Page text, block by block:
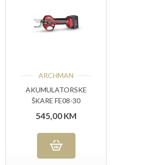
ARCHMAN
AKUMULATORSKE
ŠKARE FE08-30
545,00KM